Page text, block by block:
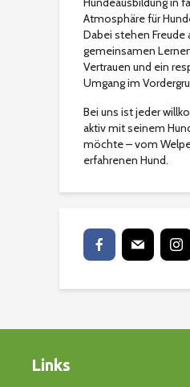
Atmosphäre für
Dabei stehen Freude
gemeinsamen
Vertrauen und ein
Umgang im
Bei uns ist jeder
aktiv mit seinem
möchte – vom
erfahrenen Hund.
Links